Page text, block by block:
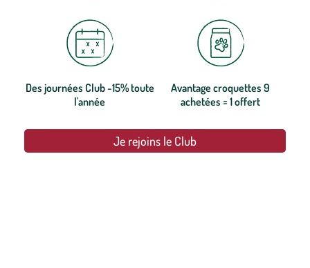
Des journées Club -15% toute
l'année
Avantage croquettes 9
achetées = 1 offert
Je rejoins le Club